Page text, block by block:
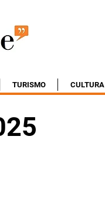
TURISMO CULTURA